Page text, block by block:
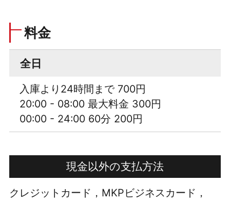
料金
全日
入庫より24時間まで 700円
20:00 - 08:00 最大料金 300円
00:00 - 24:00 60分 200円
現金以外の支払方法
クレジットカード，MKPビジネスカード，